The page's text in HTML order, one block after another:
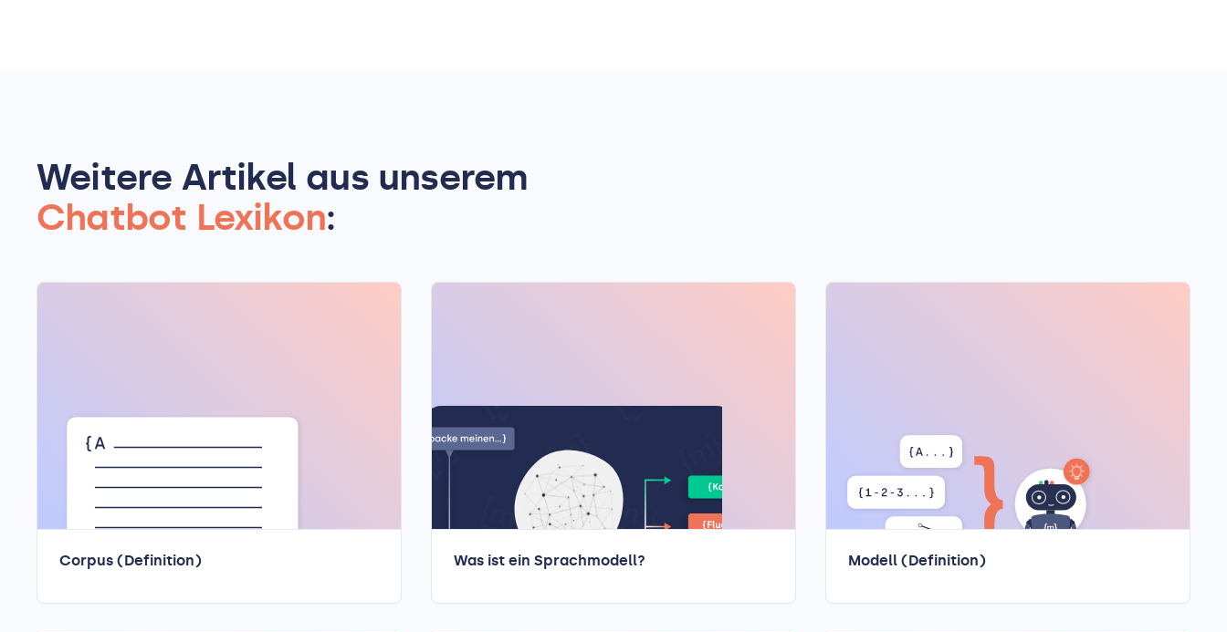
Weitere Artikel aus unserem
Chatbot Lexikon:
Corpus (Definition) Was ist ein Sprachmodell? Modell (Definition)